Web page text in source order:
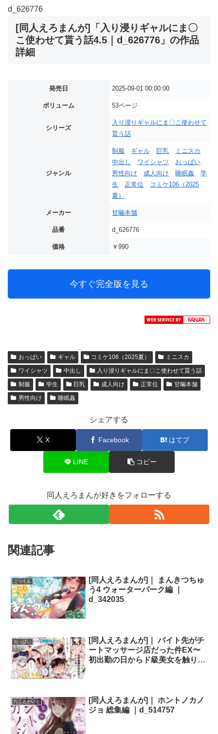
d_626776
[同人えろまんが]「入り浸りギャルにま〇
こ使わせて貰う話4.5｜d_626776」の作品
詳細
発売日 2025-09-01 00:00:00
ボリューム 53ページ
シリーズ
入り浸りギャルにま〇こ使わせて
貰う話
ジャンル
制服 ギャル 巨乳
ミニスカ
中出し
ワイシャツ
おっぱい
男性向け
成人向け 睡眠姦
学
生
正常位
コミケ106（2025
夏）
メーカー 甘噛本舗
品番 d_626776
価格 ￥990
今すぐ完全版を見る
おっぱい ギャル コミケ106（2025夏）
ミニスカ
ワイシャツ
中出し
入り浸りギャルにま〇こ使わせて貰う話
制服
学生 巨乳 成人向け 正常位
甘噛本舗
男性向け
睡眠姦
シェアする
X Facebook はてブ
LINE コピー
同人えろまんが好きをフォローする
関連記事
ごっくん
[同人えろまんが]｜ まんきつちゅ
う4 ウォーターパーク編 ｜
d_342035
おっぱい
[同人えろまんが]｜ バイト先がチ
ートマッサージ店だった件EX〜
初出勤の日からド級美女を触りま
たことかいと
[同人えろまんが]｜ ホントノカノ
ジョ 総集編 ｜d_514757